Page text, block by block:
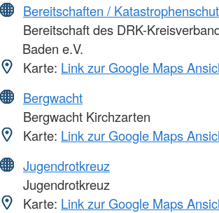
Bereitschaften /
Bereitschaft des DRK-
Baden e.V.
Karte: Link zur Google Maps
Bergwacht
Bergwacht Kirchzarten
Karte: Link zur Google Maps
Jugendrotkreuz
Jugendrotkreuz
Karte: Link zur Google Maps